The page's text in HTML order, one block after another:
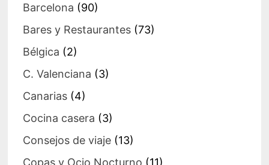
Barcelona (90)
Bares y Restaurantes(73)
Bélgica (2)
C. Valenciana (3)
Canarias(4)
Cocina casera (3)
Consejos de viaje(13)
Copas y Ocio Nocturno (11)